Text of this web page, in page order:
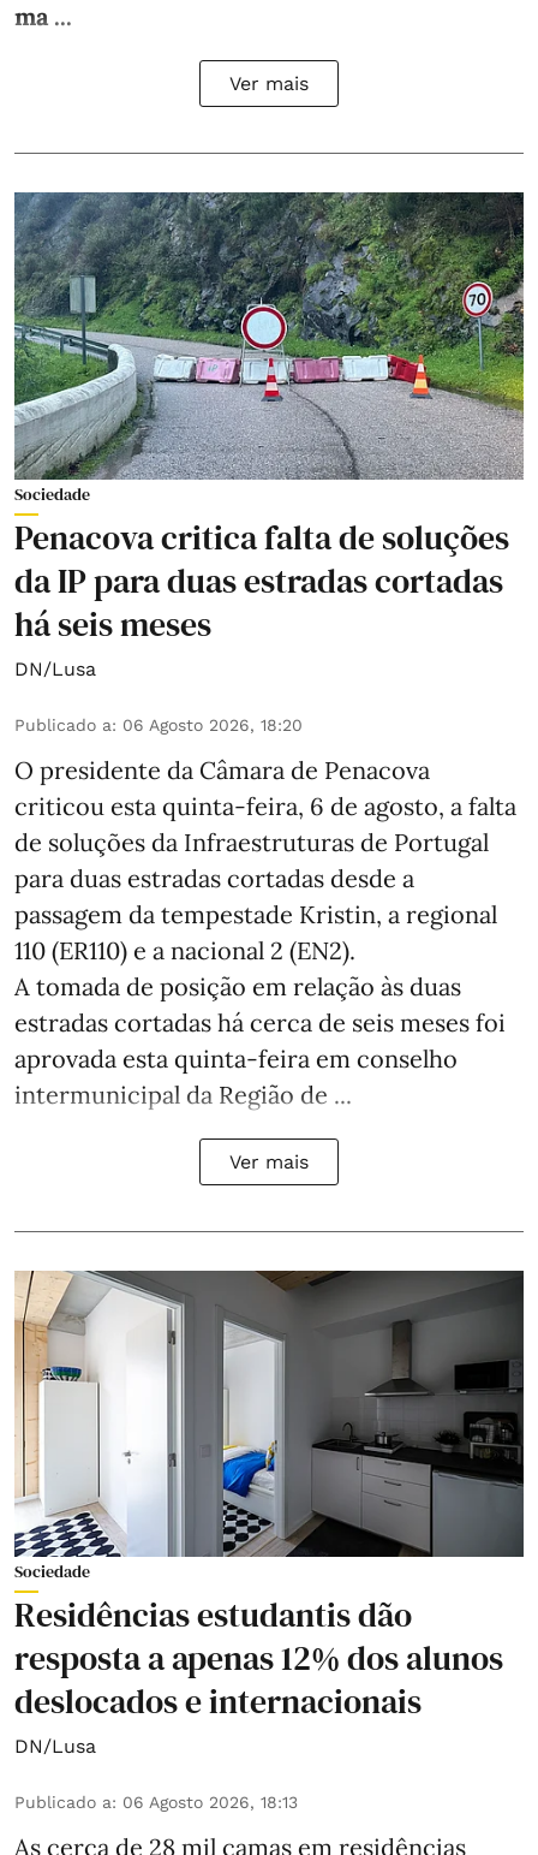
ma ...
Ver mais
Sociedade
Penacova critica falta de soluções
da IP para duas estradas cortadas
há seis meses
DN/Lusa
Publicado a: 06 Agosto 2026, 18:20
O presidente da Câmara de Penacova
criticou esta quinta-feira, 6 de agosto, a falta
de soluções da Infraestruturas de Portugal
para duas estradas cortadas desde a
passagem da tempestade Kristin, a regional
110 (ER110) e a nacional 2 (EN2).
A tomada de posição em relação às duas
estradas cortadas há cerca de seis meses foi
aprovada esta quinta-feira em conselho
intermunicipal da Região de ...
Ver mais
Sociedade
Residências estudantis dão
resposta a apenas 12% dos alunos
deslocados e internacionais
DN/Lusa
Publicado a: 06 Agosto 2026, 18:13
As cerca de 28 mil camas em residências